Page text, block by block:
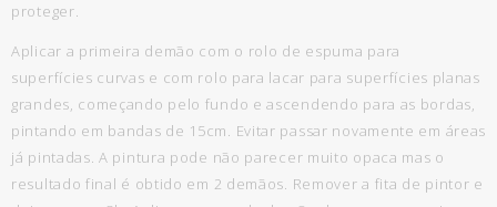
proteger.
Aplicar a primeira demão com o rolo de espuma para
superfícies curvas e com rolo para lacar para superfícies planas
grandes, começando pelo fundo e ascendendo para as bordas,
pintando em bandas de 15cm. Evitar passar novamente em áreas
já pintadas. A pintura pode não parecer muito opaca mas o
resultado final é obtido em 2 demãos. Remover a fita de pintor e